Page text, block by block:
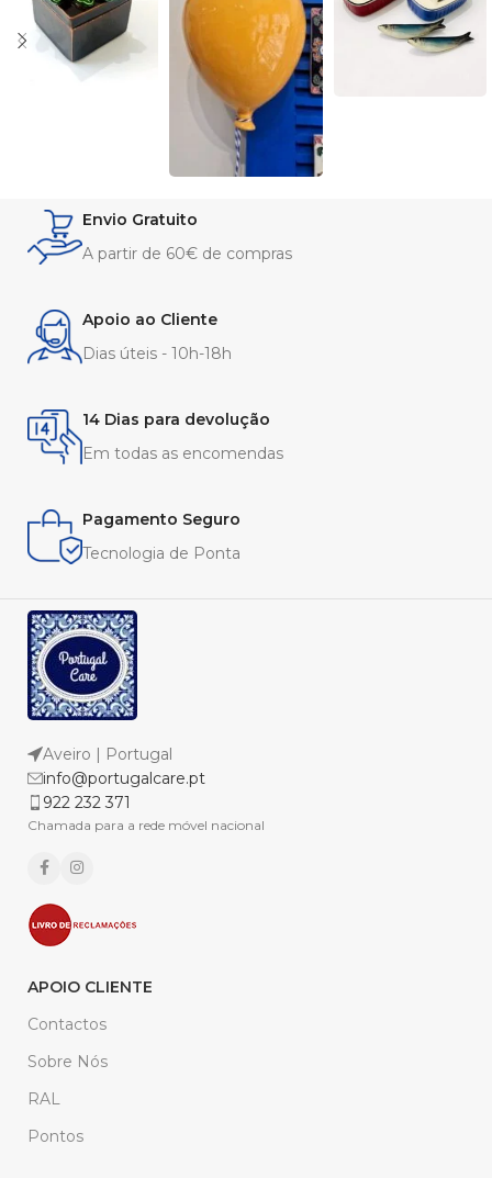
Envio Gratuito
A partir de 60€ de compras
Apoio ao Cliente
Dias úteis - 10h-18h
14 Dias para devolução
Em todas as encomendas
Pagamento Seguro
Tecnologia de Ponta
Aveiro | Portugal
info@portugalcare.pt
922 232 371
Chamada para a rede móvel nacional
APOIO CLIENTE
Contactos
Sobre Nós
RAL
Pontos